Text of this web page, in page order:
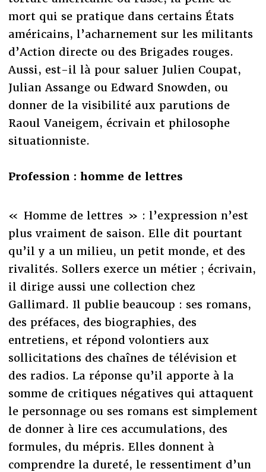
mort qui se pratique dans certains États
américains, l’acharnement sur les militants
d’Action directe ou des Brigades rouges.
Aussi, est-il là pour saluer Julien Coupat,
Julian Assange ou Edward Snowden, ou
donner de la visibilité aux parutions de
Raoul Vaneigem, écrivain et philosophe
situationniste.
Profession : homme de lettres
« Homme de lettres » : l’expression n’est
plus vraiment de saison. Elle dit pourtant
qu’il y a un milieu, un petit monde, et des
rivalités. Sollers exerce un métier ; écrivain,
il dirige aussi une collection chez
Gallimard. Il publie beaucoup : ses romans,
des préfaces, des biographies, des
entretiens, et répond volontiers aux
sollicitations des chaînes de télévision et
des radios. La réponse qu’il apporte à la
somme de critiques négatives qui attaquent
le personnage ou ses romans est simplement
de donner à lire ces accumulations, des
formules, du mépris. Elles donnent à
comprendre la dureté, le ressentiment d’un